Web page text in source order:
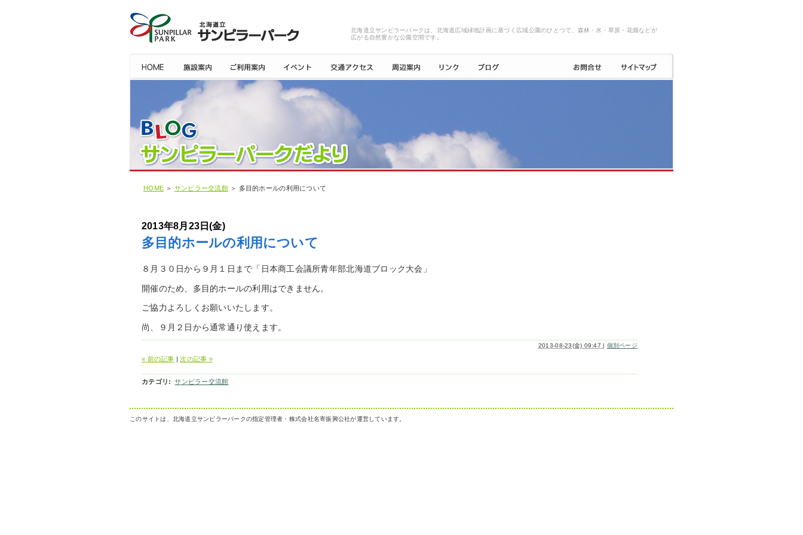
北海道立サンピラーパークは、北海道広域緑地計画に基づく広域公園のひとつで、森林・水・草原・花畑などが
広がる自然豊かな公園空間です。
HOME ＞ サンピラー交流館＞ 多目的ホールの利用について
2013年8月23日(金)
多目的ホールの利用について
８月３０日から９月１日まで「日本商工会議所青年部北海道ブロック大会」
開催のため、多目的ホールの利用はできません。
ご協力よろしくお願いいたします。
尚、９月２日から通常通り使えます。
2013-08-23(金) 09:47 | 個別ページ
« 前の記事 |次の記事 »
カテゴリ : サンピラー交流館
このサイトは、北海道立サンピラーパークの指定管理者・株式会社名寄振興公社が運営しています。